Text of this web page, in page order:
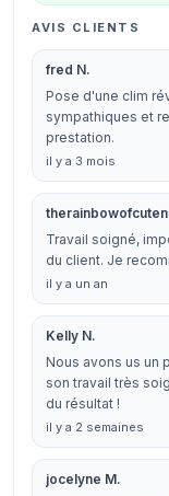
AVIS CLIENTS
fred N.
Pose d'une clim
sympathiques et
prestation.
il y a 3 mois
Travail soigné,
du client. Je
il y a un an
Kelly N.
Nous avons us un
son travail très
du résultat !
il y a 2 semaines
jocelyne M.